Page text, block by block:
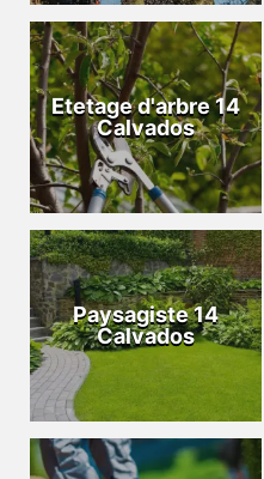
Etetage d'arbre 14
Calvados
Paysagiste 14
Calvados